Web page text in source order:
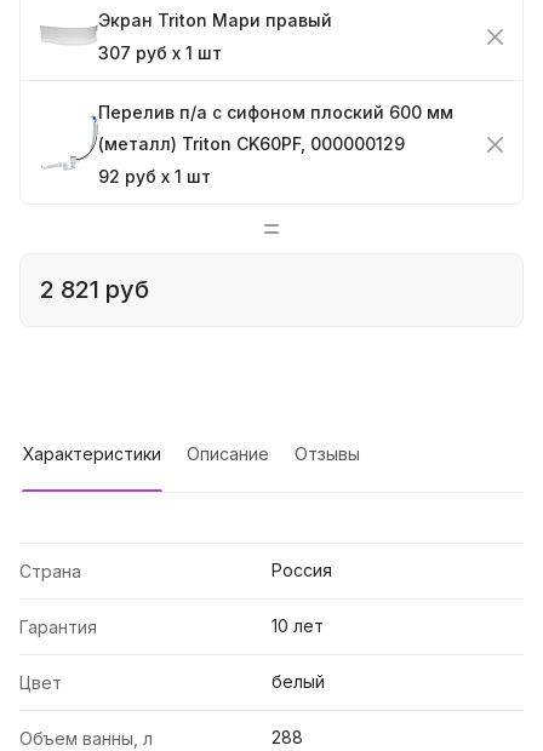
Экран Triton Мари правый
307 руб x 1 шт
Перелив п/а с сифоном плоский 600 мм
(металл) Triton CK60PF, 000000129
92 руб x 1 шт
2 821 руб
Характеристики Описание Отзывы
Страна Россия
Гарантия 10 лет
Цвет белый
Объем ванны, л 288